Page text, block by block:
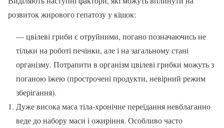
розвиток жирового гепатозу у кішок:
— цвілеві гриби є отруйними, погано позначаючись не
тільки на роботі печінки, але і на загальному стані
організму. Потрапити в організм цвілеві грибки можуть з
поганою їжею (прострочені продукти, невірний режим
зберігання).
Дуже висока маса тіла-хронічне переїдання невблаганно
веде до набору маси і ожиріння. Особливо часто